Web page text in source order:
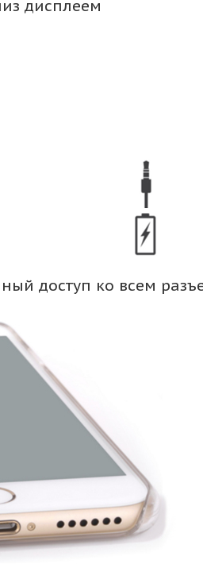
дисплеем
доступ ко всем